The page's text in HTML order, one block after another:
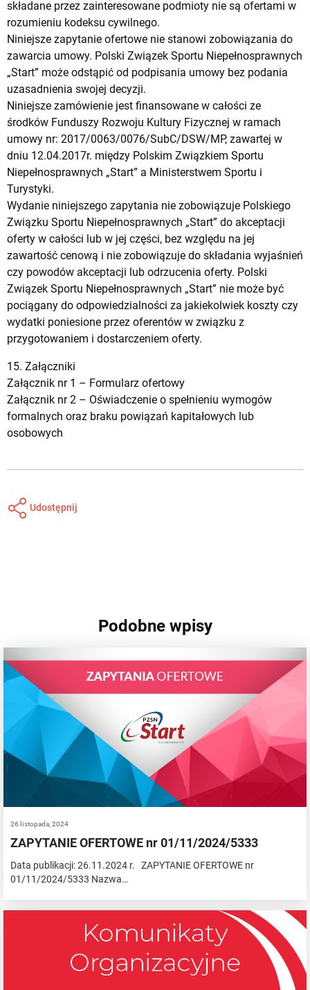
składane przez zainteresowane podmioty nie są ofertami w
rozumieniu kodeksu cywilnego.
Niniejsze zapytanie ofertowe nie stanowi zobowiązania do
zawarcia umowy. Polski Związek Sportu Niepełnosprawnych
„Start” może odstąpić od podpisania umowy bez podania
uzasadnienia swojej decyzji.
Niniejsze zamówienie jest finansowane w całości ze
środków Funduszy Rozwoju Kultury Fizycznej w ramach
umowy nr: 2017/0063/0076/SubC/DSW/MP, zawartej w
dniu 12.04.2017r. między Polskim Związkiem Sportu
Niepełnosprawnych „Start” a Ministerstwem Sportu i
Turystyki.
Wydanie niniejszego zapytania nie zobowiązuje Polskiego
Związku Sportu Niepełnosprawnych „Start” do akceptacji
oferty w całości lub w jej części, bez względu na jej
zawartość cenową i nie zobowiązuje do składania wyjaśnień
czy powodów akceptacji lub odrzucenia oferty. Polski
Związek Sportu Niepełnosprawnych „Start” nie może być
pociągany do odpowiedzialności za jakiekolwiek koszty czy
wydatki poniesione przez oferentów w związku z
przygotowaniem i dostarczeniem oferty.
15. Załączniki
Załącznik nr 1 – Formularz ofertowy
Załącznik nr 2 – Oświadczenie o spełnieniu wymogów
formalnych oraz braku powiązań kapitałowych lub
osobowych
Udostępnij
Podobne wpisy
26 listopada, 2024
ZAPYTANIE OFERTOWE nr 01/11/2024/5333
Data publikacji: 26.11.2024 r. ZAPYTANIE OFERTOWE nr
01/11/2024/5333 Nazwa…